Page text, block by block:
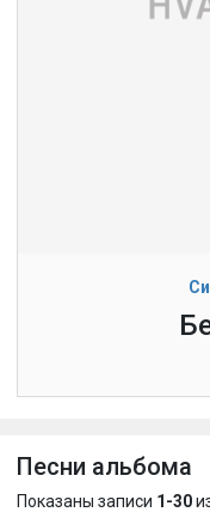
Песни альбома
Показаны записи 1-30